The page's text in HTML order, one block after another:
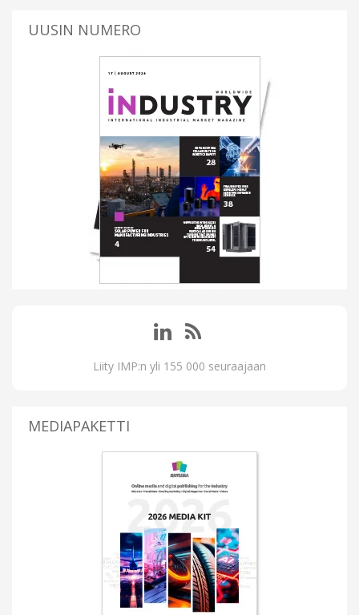
UUSIN NUMERO
Liity IMP:n yli 155 000 seuraajaan
MEDIAPAKETTI